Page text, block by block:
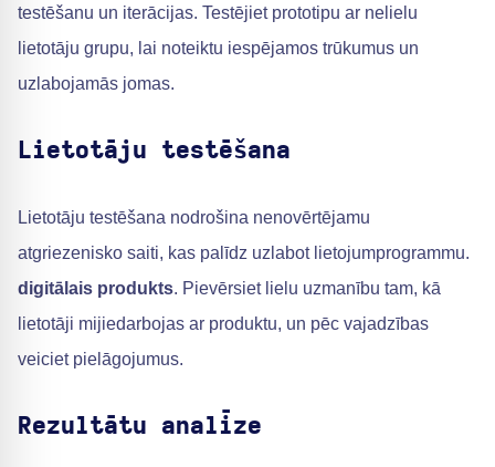
testēšanu un iterācijas. Testējiet prototipu ar nelielu
lietotāju grupu, lai noteiktu iespējamos trūkumus un
uzlabojamās jomas.
Lietotāju testēšana
Lietotāju testēšana nodrošina nenovērtējamu
atgriezenisko saiti, kas palīdz uzlabot lietojumprogrammu.
digitālais produkts. Pievērsiet lielu uzmanību tam, kā
lietotāji mijiedarbojas ar produktu, un pēc vajadzības
veiciet pielāgojumus.
Rezultātu analīze